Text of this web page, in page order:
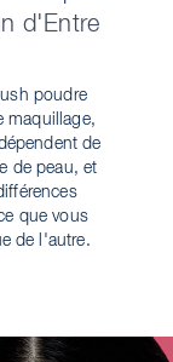
d'Entre
poudre
maquillage,
de
de peau, et
que vous
de l'autre.